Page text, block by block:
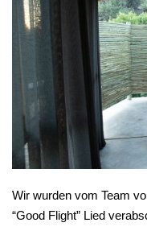
Wir wurden vom Team
“Good Flight” Lied